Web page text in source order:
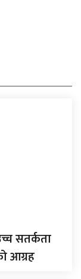
सतर्कता
आग्रह